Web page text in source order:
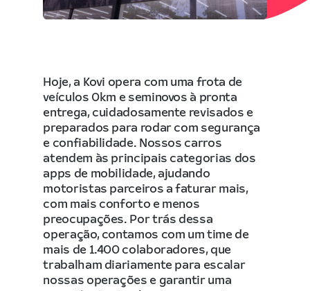
Hoje, a Kovi opera com uma frota de
veículos 0km e seminovos à pronta
entrega, cuidadosamente revisados e
preparados para rodar com segurança
e confiabilidade. Nossos carros
atendem às principais categorias dos
apps de mobilidade, ajudando
motoristas parceiros a faturar mais,
com mais conforto e menos
preocupações. Por trás dessa
operação, contamos com um time de
mais de 1.400 colaboradores, que
trabalham diariamente para escalar
nossas operações e garantir uma